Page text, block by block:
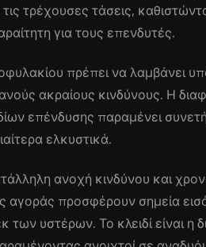
τρέχουσες τάσεις,
για τους επενδυτές.
πρέπει να λαμβάνει
ακραίους κινδύνους. Η
επένδυσης παραμένει
ελκυστικά.
ανοχή κινδύνου και
αγοράς προσφέρουν σημεία
των υστέρων. Το κλειδί είναι η